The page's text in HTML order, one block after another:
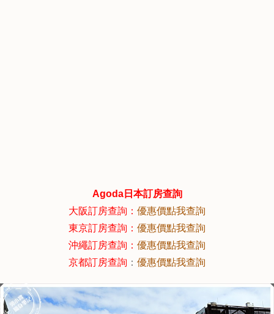
Agoda日本訂房查詢
大阪訂房查詢： 優惠價點我查詢
東京訂房查詢： 優惠價點我查詢
沖繩訂房查詢： 優惠價點我查詢
京都訂房查詢 ： 優惠價點我查詢